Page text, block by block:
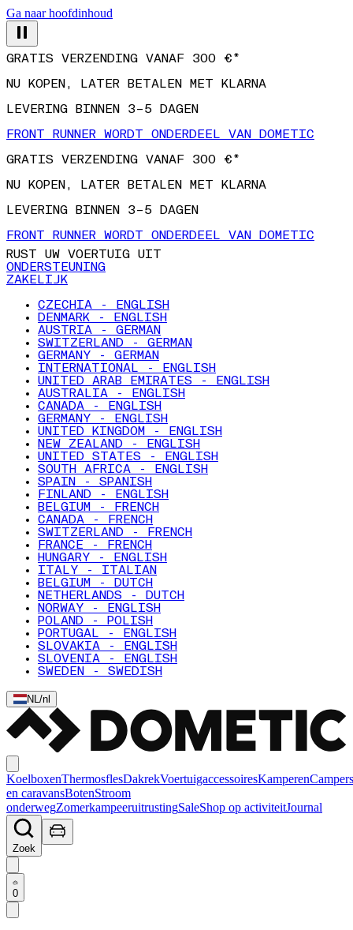
Ga naar hoofdinhoud
GRATIS VERZENDING VANAF 300 €*
NU KOPEN, LATER BETALEN MET KLARNA
LEVERING BINNEN 3–5 DAGEN
FRONT RUNNER WORDT ONDERDEEL VAN DOMETIC
GRATIS VERZENDING VANAF 300 €*
NU KOPEN, LATER BETALEN MET KLARNA
LEVERING BINNEN 3–5 DAGEN
FRONT RUNNER WORDT ONDERDEEL VAN DOMETIC
RUST UW VOERTUIG UIT
ONDERSTEUNING
ZAKELIJK
CZECHIA - ENGLISH
DENMARK - ENGLISH
AUSTRIA - GERMAN
SWITZERLAND - GERMAN
GERMANY - GERMAN
INTERNATIONAL - ENGLISH
UNITED ARAB EMIRATES - ENGLISH
AUSTRALIA - ENGLISH
CANADA - ENGLISH
GERMANY - ENGLISH
UNITED KINGDOM - ENGLISH
NEW ZEALAND - ENGLISH
UNITED STATES - ENGLISH
SOUTH AFRICA - ENGLISH
SPAIN - SPANISH
FINLAND - ENGLISH
BELGIUM - FRENCH
CANADA - FRENCH
SWITZERLAND - FRENCH
FRANCE - FRENCH
HUNGARY - ENGLISH
ITALY - ITALIAN
BELGIUM - DUTCH
NETHERLANDS - DUTCH
NORWAY - ENGLISH
POLAND - POLISH
PORTUGAL - ENGLISH
SLOVAKIA - ENGLISH
SLOVENIA - ENGLISH
SWEDEN - SWEDISH
NL/nl
KoelboxenThermosflesDakrekVoertuigaccessoiresKamperenCampers
en caravansBotenStroom
onderwegZomerkampeeruitrustingSaleShop op activiteitJournal
Zoek
0